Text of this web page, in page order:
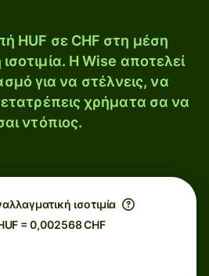
HUF σε CHF στη μέση
Η Wise αποτελεί
για να στέλνεις, να
χρήματα σα να
ντόπιος.
ισοτιμία
= 0,002568 CHF